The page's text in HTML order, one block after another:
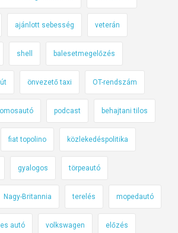
ajánlott sebesség veterán
shell balesetmegelőzés
önvezető taxi OT-rendszám
podcast behajtani tilos
fiat topolino közlekedéspolitika
gyalogos törpeautó
Nagy-Britannia terelés mopedautó
autó volkswagen előzés